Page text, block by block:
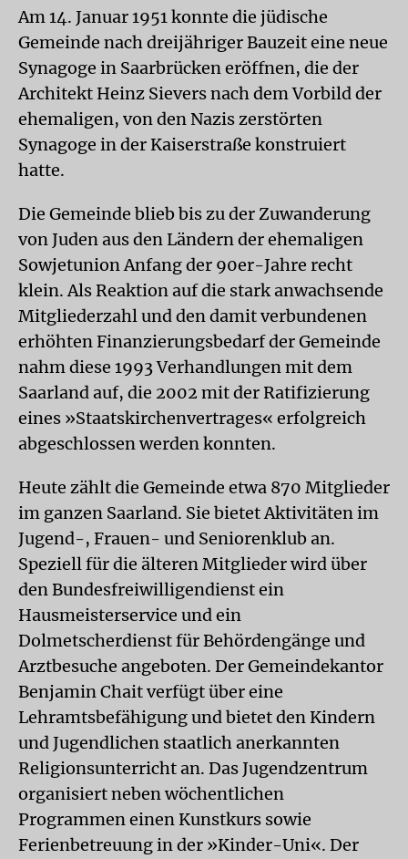
Am 14. Januar 1951 konnte die jüdische
Gemeinde nach dreijähriger Bauzeit eine neue
Synagoge in Saarbrücken eröffnen, die der
Architekt Heinz Sievers nach dem Vorbild der
ehemaligen, von den Nazis zerstörten
Synagoge in der Kaiserstraße konstruiert
hatte.
Die Gemeinde blieb bis zu der Zuwanderung
von Juden aus den Ländern der ehemaligen
Sowjetunion Anfang der 90er-Jahre recht
klein. Als Reaktion auf die stark anwachsende
Mitgliederzahl und den damit verbundenen
erhöhten Finanzierungsbedarf der Gemeinde
nahm diese 1993 Verhandlungen mit dem
Saarland auf, die 2002 mit der Ratifizierung
eines »Staatskirchenvertrages« erfolgreich
abgeschlossen werden konnten.
Heute zählt die Gemeinde etwa 870 Mitglieder
im ganzen Saarland. Sie bietet Aktivitäten im
Jugend-, Frauen- und Seniorenklub an.
Speziell für die älteren Mitglieder wird über
den Bundesfreiwilligendienst ein
Hausmeisterservice und ein
Dolmetscherdienst für Behördengänge und
Arztbesuche angeboten. Der Gemeindekantor
Benjamin Chait verfügt über eine
Lehramtsbefähigung und bietet den Kindern
und Jugendlichen staatlich anerkannten
Religionsunterricht an. Das Jugendzentrum
organisiert neben wöchentlichen
Programmen einen Kunstkurs sowie
Ferienbetreuung in der »Kinder-Uni«. Der